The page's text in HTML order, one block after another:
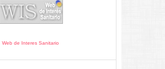
Web de Interes Sanitario